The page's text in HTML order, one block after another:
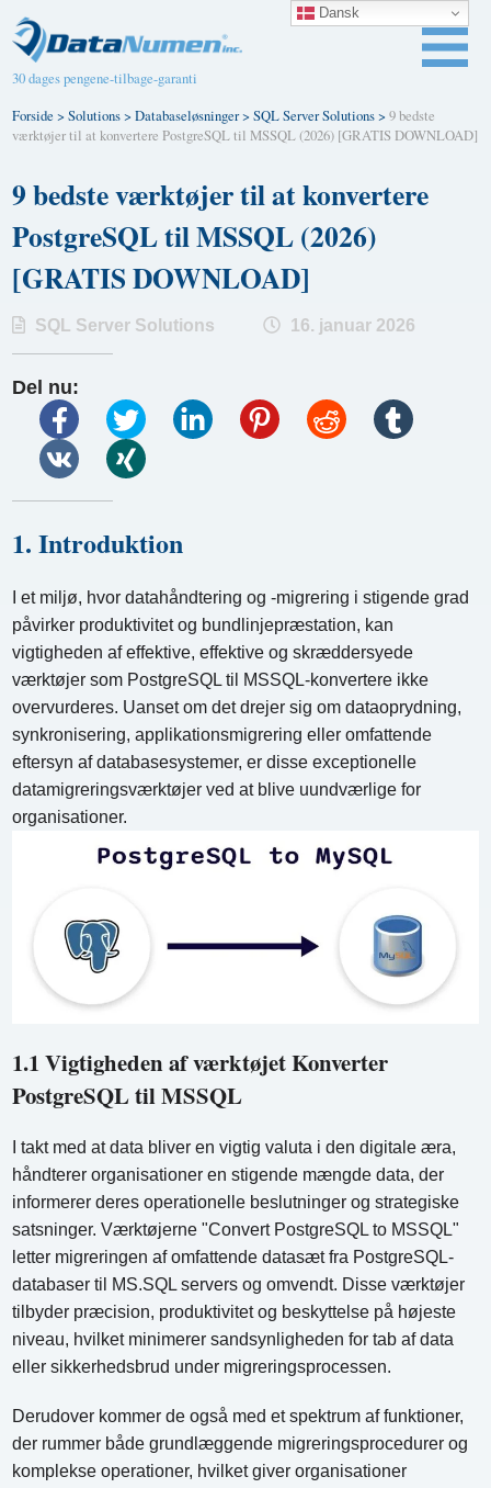
30 dages pengene-tilbage-garanti
Forside >Solutions>Databaseløsninger>SQL Server Solutions>9 bedste
værktøjer til at konvertere PostgreSQL til MSSQL (2026) [GRATIS DOWNLOAD]
9 bedste værktøjer til at konvertere
PostgreSQL til MSSQL (2026)
[GRATIS DOWNLOAD]
SQL Server Solutions 16. januar 2026
Del nu:
1. Introduktion
I et miljø, hvor datahåndtering og -migrering i stigende grad
påvirker produktivitet og bundlinjepræstation, kan
vigtigheden af ​​effektive, effektive og skræddersyede
værktøjer som PostgreSQL til MSSQL-konvertere ikke
overvurderes. Uanset om det drejer sig om dataoprydning,
synkronisering, applikationsmigrering eller omfattende
eftersyn af databasesystemer, er disse exceptionelle
datamigreringsværktøjer ved at blive uundværlige for
organisationer.
1.1 Vigtigheden af ​​værktøjet Konverter
PostgreSQL til MSSQL
I takt med at data bliver en vigtig valuta i den digitale æra,
håndterer organisationer en stigende mængde data, der
informerer deres operationelle beslutninger og strategiske
satsninger. Værktøjerne "Convert PostgreSQL to MSSQL"
letter migreringen af ​​omfattende datasæt fra PostgreSQL-
databaser til MS.SQL servers og omvendt. Disse værktøjer
tilbyder præcision, produktivitet og beskyttelse på højeste
niveau, hvilket minimerer sandsynligheden for tab af data
eller sikkerhedsbrud under migreringsprocessen.
Derudover kommer de også med et spektrum af funktioner,
der rummer både grundlæggende migreringsprocedurer og
komplekse operationer, hvilket giver organisationer
Dansk